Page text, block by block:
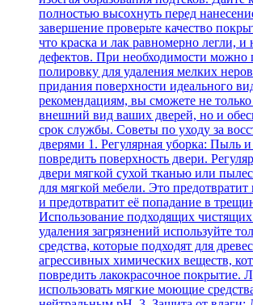
полностью высохнуть перед
завершение проверьте качество
что краска и лак равномерно легли,
дефектов. При необходимости можно
полировку для удаления мелких
придания поверхности идеального
рекомендациям, вы сможете не
внешний вид ваших дверей, но и
срок службы. Советы по уходу за
дверями 1. Регулярная уборка: Пыль и
повредить поверхность двери.
двери мягкой сухой тканью или
для мягкой мебели. Это
и предотвратит её попадание в
Использование подходящих
удаления загрязнений используйте
средства, которые подходят для
агрессивных химических веществ,
повредить лакокрасочное покрытие.
использовать мягкие моющие